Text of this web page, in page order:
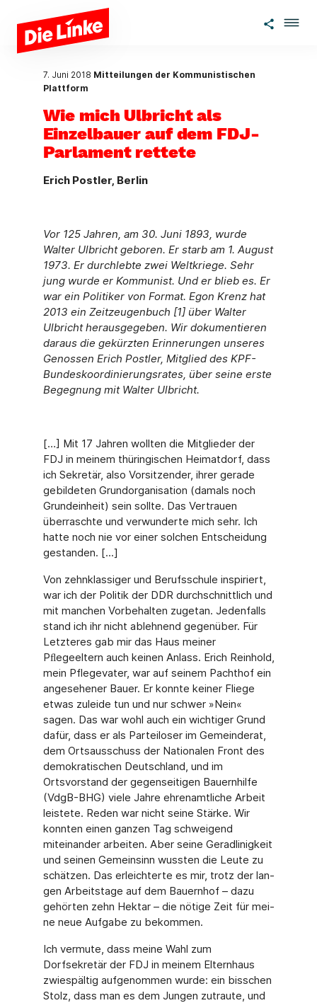
Zum Hauptinhalt springen
7. Juni 2018 Mitteilungen der Kommunistischen
Plattform
Wie mich Ulbricht als
Einzelbauer auf dem FDJ-
Parlament rettete
Erich Postler, Berlin
Vor 125 Jahren, am 30. Juni 1893, wurde
Walter Ulbricht geboren. Er starb am 1. August
1973. Er durchlebte zwei Weltkriege. Sehr
jung wurde er Kommunist. Und er blieb es. Er
war ein Politiker von For­mat. Egon Krenz hat
2013 ein Zeitzeugenbuch [1] über Walter
Ulbricht her­ausgegeben. Wir do­kumentieren
daraus die gekürzten Erinnerungen unseres
Genos­sen Erich Postler, Mitglied des KPF-
Bundeskoordinierungsrates, über seine erste
Begegnung mit Walter Ulbricht.
[…] Mit 17 Jahren wollten die Mitglieder der
FDJ in meinem thüringischen Heimatdorf, dass
ich Sekretär, also Vorsitzender, ihrer gerade
gebildeten Grundorganisation (damals noch
Grundeinheit) sein sollte. Das Vertrauen
überraschte und verwunderte mich sehr. Ich
hatte noch nie vor einer solchen Entscheidung
gestanden. [...]
Von zehnklassiger und Berufsschule inspiriert,
war ich der Politik der DDR durchschnittlich und
mit manchen Vorbehalten zugetan. Jedenfalls
stand ich ihr nicht ablehnend gegenüber. Für
Letzteres gab mir das Haus meiner
Pﬂegeeltern auch keinen Anlass. Erich Reinhold,
mein Pflegevater, war auf seinem Pachthof ein
angesehener Bauer. Er konnte keiner Fliege
etwas zuleide tun und nur schwer »Nein«
sagen. Das war wohl auch ein wichtiger Grund
dafür, dass er als Parteiloser im Gemeinderat,
dem Ortsausschuss der Nationalen Front des
demokratischen Deutschland, und im
Ortsvorstand der gegenseitigen Bauernhilfe
(VdgB-BHG) viele Jahre ehrenamtliche Arbeit
leistete. Reden war nicht seine Stärke. Wir
konnten einen ganzen Tag schweigend
miteinander arbeiten. Aber seine Geradlinigkeit
und seinen Gemeinsinn wussten die Leute zu
schätzen. Das erleichterte es mir, trotz der lan­
gen Arbeitstage auf dem Bauernhof – dazu
gehörten zehn Hektar – die nötige Zeit für mei­
ne neue Aufgabe zu bekommen.
Ich vermute, dass meine Wahl zum
Dorfsekretär der FDJ in meinem Elternhaus
zwiespältig aufgenommen wurde: ein bisschen
Stolz, dass man es dem Jungen zutraute, und